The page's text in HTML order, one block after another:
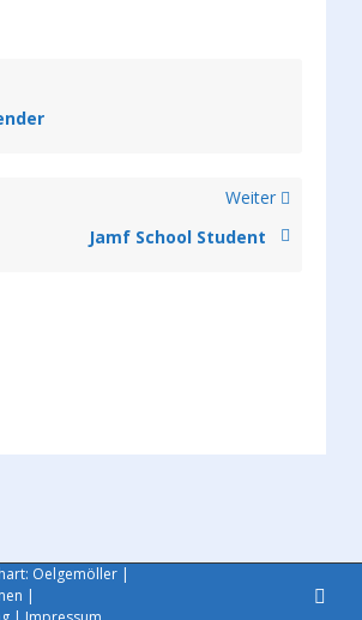
Weiter
Jamf School Student
Oelgemöller |
|